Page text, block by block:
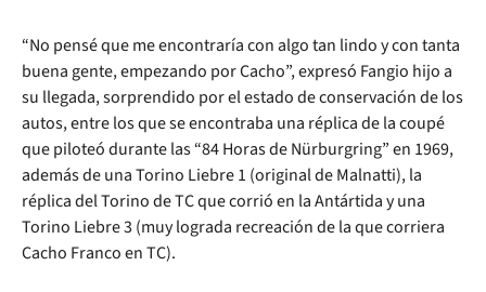
“No pensé que me encontraría con algo tan lindo y con tanta
buena gente, empezando por Cacho”, expresó Fangio hijo a
su llegada, sorprendido por el estado de conservación de los
autos, entre los que se encontraba una réplica de la coupé
que piloteó durante las “84 Horas de Nürburgring” en 1969,
además de una Torino Liebre 1 (original de Malnatti), la
réplica del Torino de TC que corrió en la Antártida y una
Torino Liebre 3 (muy lograda recreación de la que corriera
Cacho Franco en TC).